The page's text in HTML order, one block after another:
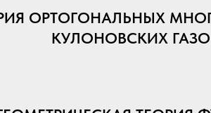
ОРТОГОНАЛЬНЫХ
КУЛОНОВСКИХ